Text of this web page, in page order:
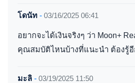
โดนัท - 03/16/2025 06:41
อยากจะได้เงินจริงๆ ว่า Moon+
คุณสมบัติไหนบ้างที่แนะนำ ต้องรู้
มะลิ - 03/19/2025 11:50